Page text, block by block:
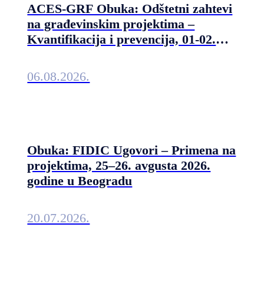
ACES-GRF Obuka: Odštetni zahtevi
na građevinskim projektima –
Kvantifikacija i prevencija, 01-02.
06.08.2026.
Obuka: FIDIC Ugovori – Primena na
projektima, 25–26. avgusta 2026.
godine u Beogradu
20.07.2026.